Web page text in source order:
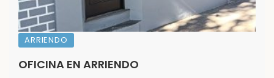
ARRIENDO
OFICINA EN ARRIENDO